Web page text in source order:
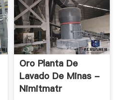
Oro Planta De
Lavado De Minas -
Nimitmatr